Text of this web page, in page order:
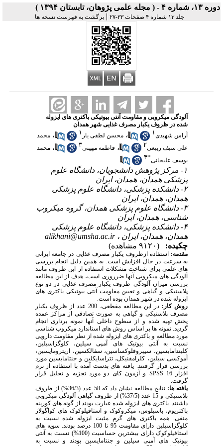
دوره ۱۳، شماره ۴ - ( مجله علمی پژوهان، تابستان ۱۳۹۴ )
جلد ۱۳ شماره ۴ صفحات ۳۳-۲۷ | برگشت به فهرست نسخه ها
آلودگی میکروبی و مقاومت آنتی بیوتیکی باکتری های ایزوله
شده در ظروف یکبار مصرف غذایی شهر همدان
آراس شهیدی۱ ، محسن لطفی یار ۱ ، محمد
علی سیف ربیعی۲ ، فاطمه مهینی۳ ، محمد
یوسف علیخانی*۴
۱- مرکز پژوهش دانشجویان، دانشگاه علوم
پزشکی همدان، همدان، ایران
۲- دانشکده پزشکی، دانشگاه علوم پزشکی
همدان، همدان، ایران
۳- دانشگاه علوم پزشکی همدان، گروه میکروب
شناسی، همدان، ایران
۴- دانشکده پزشکی، دانشگاه علوم پزشکی
همدان، همدان، ایران ،alikhani@umsha.ac.ir
چکیده:
(۹۱۲۰ مشاهده)
مقدمه: استفاده ازظروف یکبار مصرف غذایی در جامعه ایرانی
به سرعت در حال افزایش است. به همین دلیل انجام بررسی
های علمی برای شناخت مشکلات استفاده از این ظروف مانند
آلودگی های میکروبی آنها ضرروری است، هدف از این مطالعه
بررسی میزان آلودگی ظروف یکبار مصرف غذایی در دو نوع
پلاستیکی و گیاهی و تعیین مقاومت آنتی بیوتیکی باکتری های
ایزوله شده در شهر همدان بوده است.
روش کار:
در این مطالعه مقطعی، 200 عدد از ظروف یکبار
مصرف پلاستیکی و گیاهی به صورت تصادفی از مراکز عمده
پخش تهیه شده و از سطوح داخلی آنها نمونه برداری انجام
گردید. نمونه ها بر اساس روش های استاندارد میکروب شناسی
مورد مطالعه و باکتری های ایزوله شده از نظر مقاومت دارویی
نسبت به آنتی بیوتیک های آمپی سیلین، کلوگزاسیلین،
کلیندامایسین، سیپروفلوکساسین، سفالکسین، اریترومایسین،
آموکسی سیلین، کلرامفنیکل، تتراسایکلین و جنتامایسین مورد
بررسی قرار گرفتند. یافته های بدست آمده با استفاده از نرم
افزار
SPSS 16 و آزمون کای دو مورد تجزیه و تحلیل قرار
گرفت.
یافته ها: نتایج مطالعه نشان داد که 58 عدد (36/3 %) از ظروف
پلاستیکی و 15 عدد (37/5
%) از ظروف گیاهی آلودگی میکروبی
داشتند. باکتری های ایزوله شده عبارت بودند از گونه های کورینه
باکتریوم، باسیلوس، میکروکوک و استافیلوکوک های کواگولاز
منفی. همه باکتری های گرم مثبت ایزوله شده نسبت به
کلوگزاسیلین دارای مقاومت 95 تا 100 درصد بودند. سویه های
استافیلوکوک دارای بیشترین حساسیت (100
%) نسبت به آنتی
بیوتیک های آمپی سیلین و جنتامایسین بودند و نسبت به